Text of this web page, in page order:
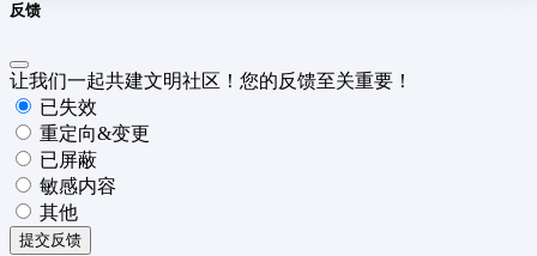
反馈
让我们一起共建文明社区！您的反馈至关重要！
已失效
重定向&变更
已屏蔽
敏感内容
其他
提交反馈